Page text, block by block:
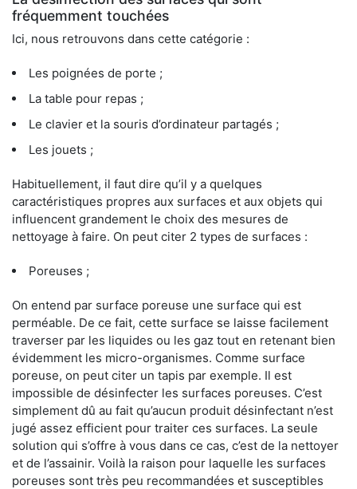
fréquemment touchées
Ici, nous retrouvons dans cette catégorie :
Les poignées de porte ;
La table pour repas ;
Le clavier et la souris d’ordinateur partagés ;
Les jouets ;
Habituellement, il faut dire qu’il y a quelques
caractéristiques propres aux surfaces et aux objets qui
influencent grandement le choix des mesures de
nettoyage à faire. On peut citer 2 types de surfaces :
Poreuses ;
On entend par surface poreuse une surface qui est
perméable. De ce fait, cette surface se laisse facilement
traverser par les liquides ou les gaz tout en retenant bien
évidemment les micro-organismes. Comme surface
poreuse, on peut citer un tapis par exemple. Il est
impossible de désinfecter les surfaces poreuses. C’est
simplement dû au fait qu’aucun produit désinfectant n’est
jugé assez efficient pour traiter ces surfaces. La seule
solution qui s’offre à vous dans ce cas, c’est de la nettoyer
et de l’assainir. Voilà la raison pour laquelle les surfaces
poreuses sont très peu recommandées et susceptibles